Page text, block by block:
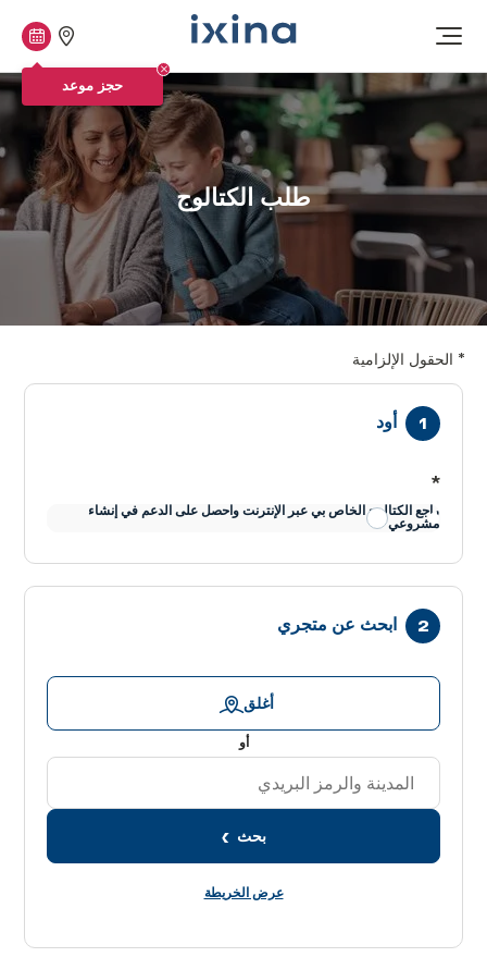
افتح
القائمة
متاجرنا
حجز
موعد
حجز موعد
طلب الكتالوج
* الحقول الإلزامية
أود
*
راجع الكتالوج الخاص بي عبر الإنترنت واحصل على الدعم في إنشاء
مشروعي
ابحث عن متجري
بحث
أو
أغلق
عرض الخريطة